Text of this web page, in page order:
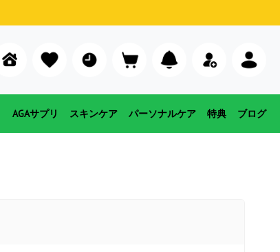
AGAサプリ スキンケア パーソナルケア 特典 ブログ